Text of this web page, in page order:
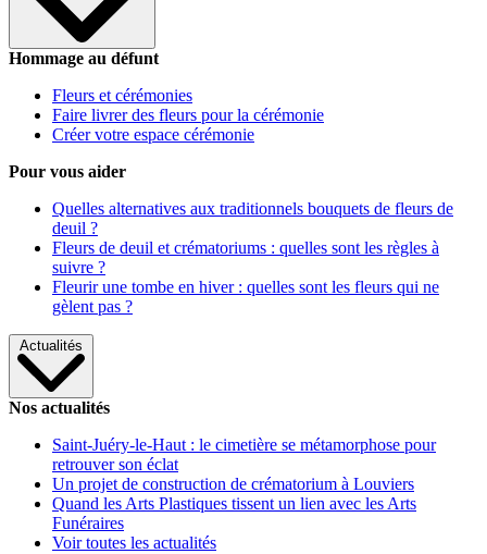
Hommage au défunt
Fleurs et cérémonies
Faire livrer des fleurs pour la cérémonie
Créer votre espace cérémonie
Pour vous aider
Quelles alternatives aux traditionnels bouquets de fleurs de
deuil ?
Fleurs de deuil et crématoriums : quelles sont les règles à
suivre ?
Fleurir une tombe en hiver : quelles sont les fleurs qui ne
gèlent pas ?
Actualités
Nos actualités
Saint-Juéry-le-Haut : le cimetière se métamorphose pour
retrouver son éclat
Un projet de construction de crématorium à Louviers
Quand les Arts Plastiques tissent un lien avec les Arts
Funéraires
Voir toutes les actualités